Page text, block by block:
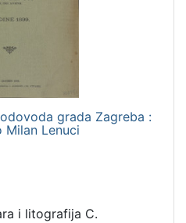
grada Zagreba :
Milan Lenuci
i litografija C.